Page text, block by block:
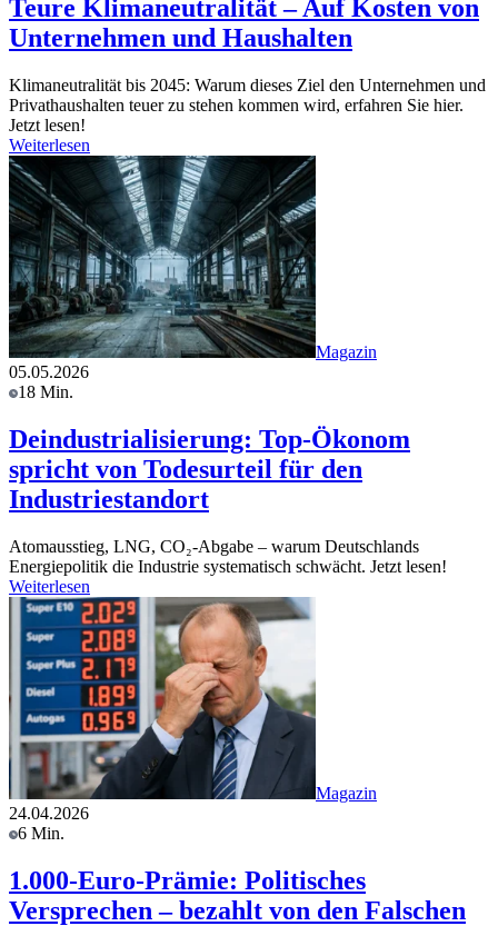
Teure Klimaneutralität – Auf Kosten von
Unternehmen und Haushalten
Klimaneutralität bis 2045: Warum dieses Ziel den Unternehmen und
Privathaushalten teuer zu stehen kommen wird, erfahren Sie hier.
Jetzt lesen!
Weiterlesen
Magazin
05.05.2026
18 Min.
Deindustrialisierung: Top-Ökonom
spricht von Todesurteil für den
Industriestandort
Atomausstieg, LNG, CO₂-Abgabe – warum Deutschlands
Energiepolitik die Industrie systematisch schwächt. Jetzt lesen!
Weiterlesen
Magazin
24.04.2026
6 Min.
1.000-Euro-Prämie: Politisches
Versprechen – bezahlt von den Falschen